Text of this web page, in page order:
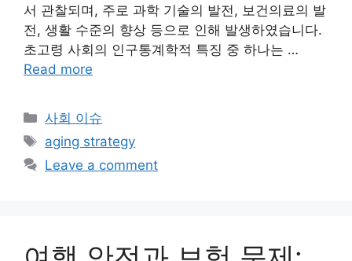
서 관찰되며, 주로 과학 기술의 발전, 보건의료의 발
전, 생활 수준의 향상 등으로 인해 발생하였습니다.
초고령 사회의 인구통계학적 특징 중 하나는 …
Read more
Categories
사회 이슈
Tags
aging strategy
Leave a comment